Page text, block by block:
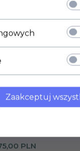
00 PLN
Zaakceptuj